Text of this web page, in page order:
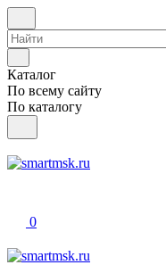
Каталог
По всему сайту
По каталогу
0